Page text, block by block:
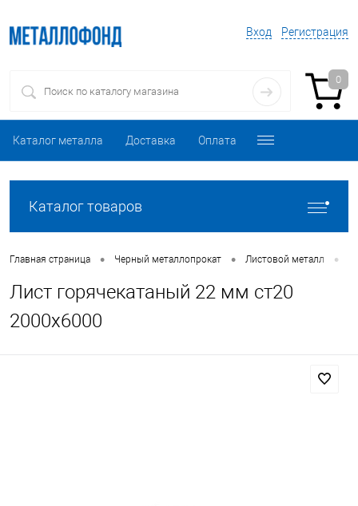
Вход Регистрация
0
Каталог металла Доставка Оплата
Каталог товаров
Главная страница • Черный металлопрокат • Листовой металл •
Лист горячекатаный 22 мм ст20
2000х6000